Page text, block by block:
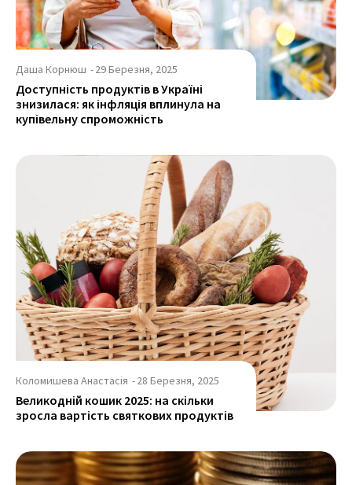
Даша Корнюш -29 Березня, 2025
Доступність продуктів в Україні
знизилася: як інфляція вплинула на
купівельну спроможність
Коломишева Анастасія -28 Березня, 2025
Великодній кошик 2025: на скільки
зросла вартість святкових продуктів